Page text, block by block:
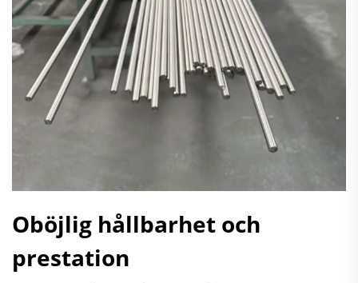
Oböjlig hållbarhet och
prestation